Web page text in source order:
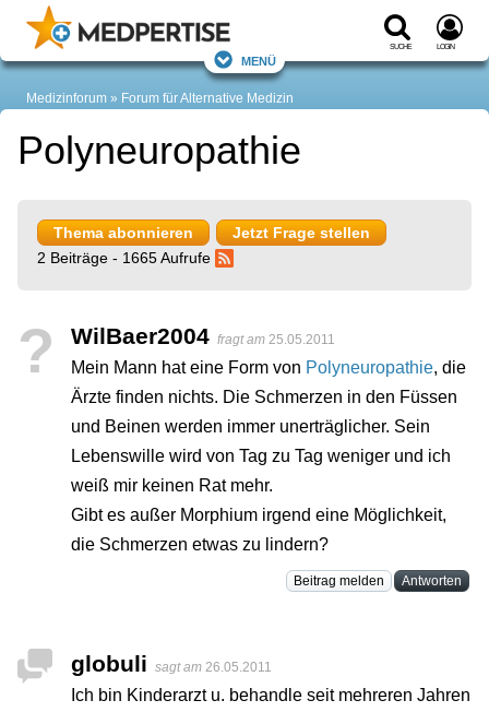
Suche Login
Menü
Medizinforum Forum für Alternative Medizin
Polyneuropathie
Thema abonnieren
Jetzt Frage stellen
2 Beiträge - 1665 Aufrufe
? WilBaer2004 fragt am 25.05.2011
Mein Mann hat eine Form von Polyneuropathie, die
Ärzte finden nichts. Die Schmerzen in den Füssen
und Beinen werden immer unerträglicher. Sein
Lebenswille wird von Tag zu Tag weniger und ich
weiß mir keinen Rat mehr.
Gibt es außer Morphium irgend eine Möglichkeit,
die Schmerzen etwas zu lindern?
Beitrag melden Antworten
globuli sagt am 26.05.2011
Ich bin Kinderarzt u. behandle seit mehreren Jahren